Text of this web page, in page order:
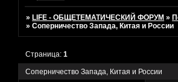
» LIFE - ОБЩЕТЕМАТИЧЕСКИЙ ФОРУМ »
»Соперничество Запада, Китая и России
Соперничество Запада, Китая и России
Страница:1